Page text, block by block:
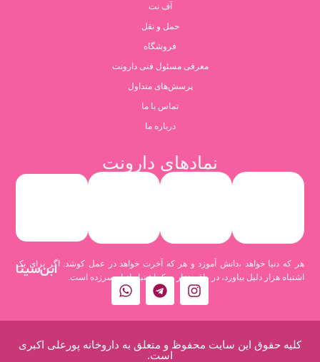
آف نت
حمل و نقل
فروشگاه
معرفی مسئول فنی دارونت
پرسش‌های متداول
تماس با ما
درباره ما
نمادهای دارونت
هر که دنیا خواهد ،دانش آموزد و هر که آخرت خواهد در عمل کوشد. اگر برای یک
اشتباه هزار دلیل بیاورد، در واقع هزار و یک اشتباه از او سرزده است.
ابن‌سینا
کلیه حقوق این سایت محفوظ و متعلق به داروخانه پورعلی اکبری
است.